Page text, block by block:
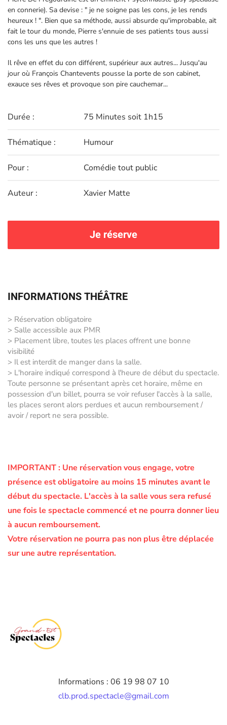
en connerie). Sa devise : " je ne soigne pas les cons, je les rends
heureux ! ". Bien que sa méthode, aussi absurde qu'improbable, ait
fait le tour du monde, Pierre s'ennuie de ses patients tous aussi
cons les uns que les autres !
Il rêve en effet du con différent, supérieur aux autres... Jusqu'au
jour où François Chantevents pousse la porte de son cabinet,
exauce ses rêves et provoque son pire cauchemar...
Durée : 75 Minutes soit 1h15
Thématique : Humour
Pour : Comédie tout public
Auteur : Xavier Matte
Je réserve
INFORMATIONS THÉÂTRE
> Réservation obligatoire
> Salle accessible aux PMR
> Placement libre, toutes les places offrent une bonne
visibilité
> Il est interdit de manger dans la salle.
> L'horaire indiqué correspond à l'heure de début du spectacle.
Toute personne se présentant après cet horaire, même en
possession d'un billet, pourra se voir refuser l'accès à la salle,
les places seront alors perdues et aucun remboursement /
avoir / report ne sera possible.
IMPORTANT : Une réservation vous engage, votre
présence est obligatoire au moins 15 minutes avant le
début du spectacle. L'accès à la salle vous sera refusé
une fois le spectacle commencé et ne pourra donner lieu
à aucun remboursement.
Votre réservation ne pourra pas non plus être déplacée
sur une autre représentation.
Informations : 06 19 98 07 10
clb.prod.spectacle@gmail.com